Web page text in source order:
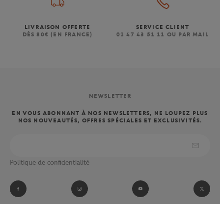
LIVRAISON OFFERTE
DÈS 80€ (EN FRANCE)
SERVICE CLIENT
01 47 43 51 11 OU PAR MAIL
NEWSLETTER
EN VOUS ABONNANT À NOS NEWSLETTERS, NE LOUPEZ PLUS
NOS NOUVEAUTÉS, OFFRES SPÉCIALES ET EXCLUSIVITÉS.
Politique de confidentialité